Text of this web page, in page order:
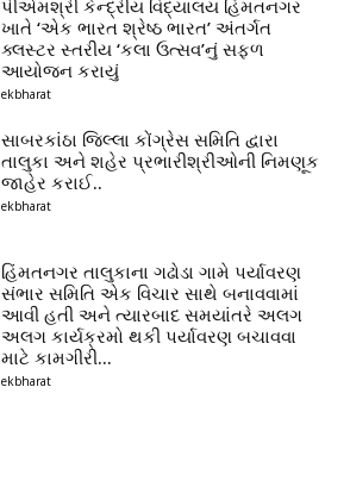
પીએમશ્રી કેન્દ્રીય વિદ્યાલય હિંમતનગર
ખાતે ‘એક ભારત શ્રેષ્ઠ ભારત’ અંતર્ગત
ક્લસ્ટર સ્તરીય ‘કલા ઉત્સવ’નું સફળ
આયોજન કરાયું
ekbharat
સાબરકાંઠા જિલ્લા કોંગ્રેસ સમિતિ દ્વારા
તાલુકા અને શહેર પ્રભારીશ્રીઓની નિમણૂક
જાહેર કરાઈ..
ekbharat
હિંમતનગર તાલુકાના ગઢોડા ગામે પર્યાવરણ
સંભાર સમિતિ એક વિચાર સાથે બનાવવામાં
આવી હતી અને ત્યારબાદ સમયાંતરે અલગ
અલગ કાર્યક્રમો થકી પર્યાવરણ બચાવવા
માટે કામગીરી...
ekbharat